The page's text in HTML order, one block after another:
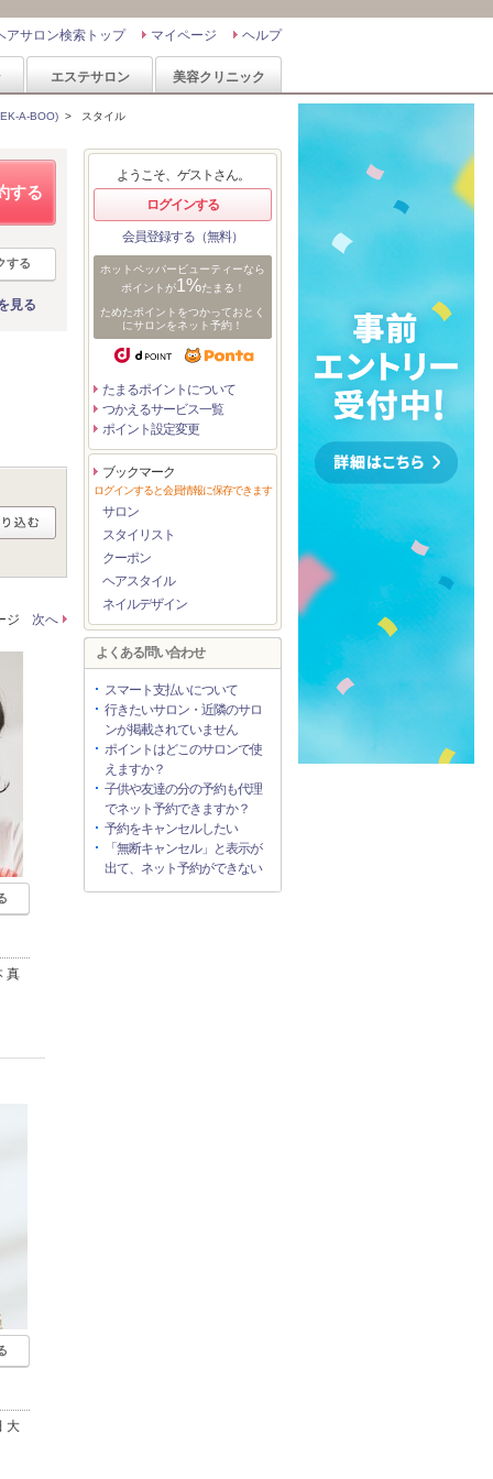
ヘルプ
マイページ
アサロン検索トップ
エステサロン 美容クリニック
A-BOO) > スタイル
する
する
見る
ジ 次へ
真
大
ようこそ、ゲストさん。
ログインする
会員登録する（無料）
ホットペッパービューティーなら
ポイントが1%たまる！
ためたポイントをつかっておとく
にサロンをネット予約！
たまるポイントについて
つかえるサービス一覧
ポイント設定変更
ブックマーク
ログインすると会員情報に保存できます
サロン
スタイリスト
クーポン
ヘアスタイル
ネイルデザイン
よくある問い合わせ
スマート支払いについて
行きたいサロン・近隣のサロ
ンが掲載されていません
ポイントはどこのサロンで使
えますか？
子供や友達の分の予約も代理
でネット予約できますか？
予約をキャンセルしたい
「無断キャンセル」と表示が
出て、ネット予約ができない